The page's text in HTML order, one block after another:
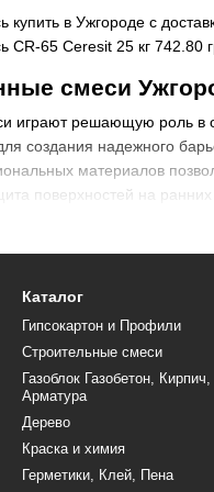
купить в Ужгороде с
CR-65 Ceresit 25 кг
смеси
играют решающую роль в
создания надежного
материалов
поверхностей на
в
портландцемента с
в удобных
мембраны для
для уплотнения структуры
позволяет создать
Каталог
Гипсокартон и Профили
Строительные смеси
Газоблок Газобетон, Кирпич,
Арматура
Дерево
Краска и химия
Герметики, Клей, Пена